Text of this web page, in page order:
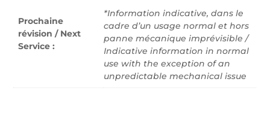
Prochaine
révision / Next
Service :
*Information indicative, dans le
cadre d’un usage normal et hors
panne mécanique imprévisible /
Indicative information in normal
use with the exception of an
unpredictable mechanical issue